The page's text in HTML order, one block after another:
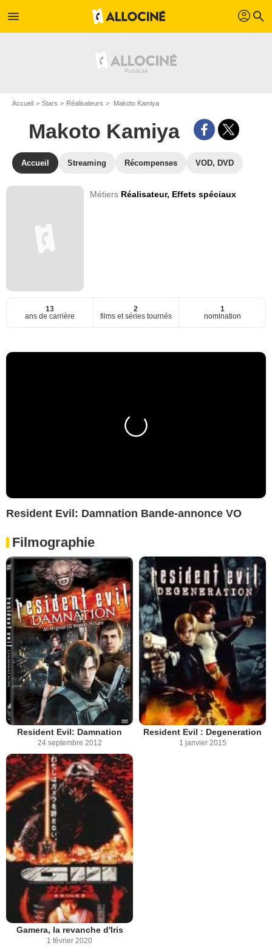
menu profil search
Accueil Stars Réalisateurs Makoto Kamiya
Makoto Kamiya
Accueil Streaming Récompenses VOD, DVD
Métiers Réalisateur, Effets spéciaux
13
ans de carrière
2
films et séries tournés
1
nomination
Resident Evil: Damnation Bande-annonce VO
Filmographie
Resident Evil: Damnation
24 septembre 2012
Resident Evil : Degeneration
1 janvier 2015
Gamera, la revanche d'Iris
1 février 2020